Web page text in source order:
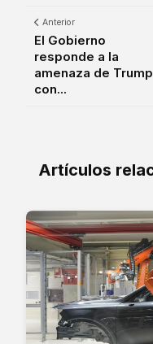
Anterior
El Gobierno
responde a la
amenaza de Trump
con...
Artículos